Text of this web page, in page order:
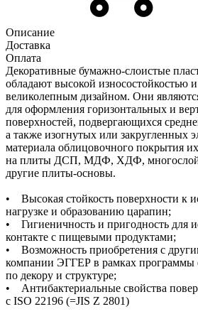
Описание
Доставка
Оплата
Декоративные бумажно-слоистые
обладают высокой износостойкостью
великолепным дизайном. Они
для оформления горизонтальных и
поверхностей, подвергающихся
а также изогнутых или закругленных
материала облицовочного покрытия
на плиты ДСП, МДФ, ХДФ,
другие плиты-основы.
• Высокая стойкость поверхности к
нагрузке и образованию царапин;
• Гигиеничность и пригодность для
контакте с пищевыми продуктами;
• Возможность приобретения с
компании ЭГГЕР в рамках программы
по декору и структуре;
• Антибактериальные свойства
с ISO 22196 (=JIS Z 2801)